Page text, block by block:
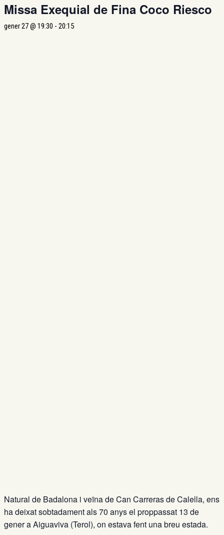
Missa Exequial de Fina Coco Riesco
gener 27 @ 19:30 - 20:15
Natural de Badalona i veïna de Can Carreras de Calella, ens
ha deixat sobtadament als 70 anys el proppassat 13 de
gener a Aiguaviva (Terol), on estava fent una breu estada.